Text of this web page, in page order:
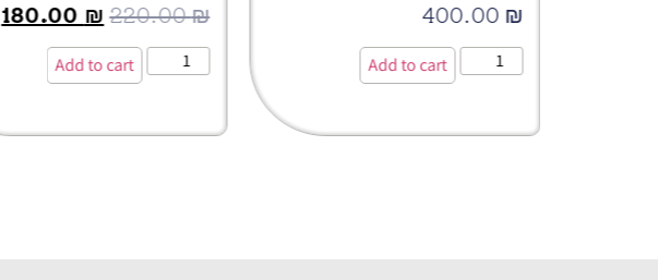
400.00 ₪
Add to cart
220.00₪
180.00 ₪
Add to cart